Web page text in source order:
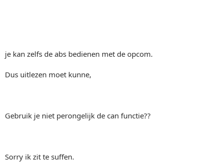
je kan zelfs de abs bedienen met de opcom.
Dus uitlezen moet kunne,
Gebruik je niet perongelijk de can functie??
Sorry ik zit te suffen.